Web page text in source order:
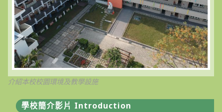
介紹本校校園環境及教學設施
學校簡介影片 Introduction